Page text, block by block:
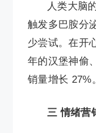
人类大脑
触发多巴胺分
少尝试。在开
年的汉堡神偷
销量增长 27%。
三 情绪营